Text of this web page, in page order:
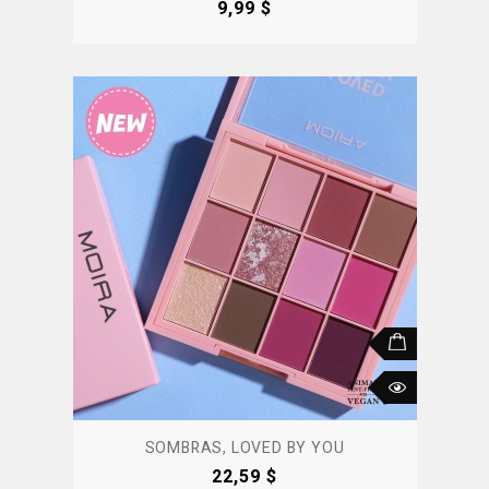
Precio
9,99 $
SOMBRAS, LOVED BY YOU
Precio
22,59 $